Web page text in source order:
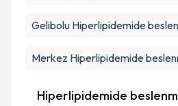
Gelibolu Hiperlipidemide
Merkez Hiperlipidemide
Hiperlipidemide